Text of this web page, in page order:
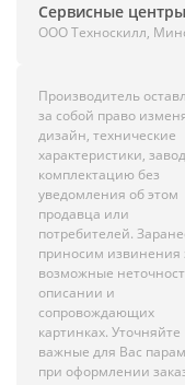
Сервисные
ООО Техноскилл,
Производитель
за собой право
дизайн, технические
характеристики,
комплектацию без
уведомления об этом
продавца или
потребителей.
приносим извинения
возможные
описании и
сопровождающих
картинках. Уточняйте
важные для Вас
при оформлении